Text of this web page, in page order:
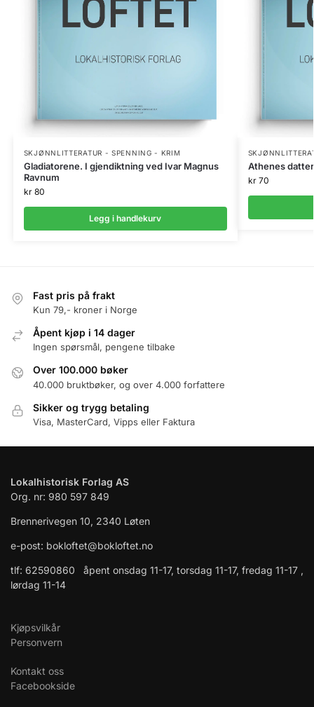
SKJØNNLITTERATUR - SPENNING - KRIM
Gladiatorene. I gjendiktning ved Ivar Magnus
Ravnum
kr80
Legg i handlekurv
Athenes datter
kr70
Fast pris på frakt
Kun 79,- kroner i Norge
Åpent kjøp i 14 dager
Ingen spørsmål, pengene tilbake
Over 100.000 bøker
40.000 bruktbøker, og over 4.000 forfattere
Sikker og trygg betaling
Visa, MasterCard, Vipps eller Faktura
Lokalhistorisk Forlag AS
Org. nr: 980 597 849
Brennerivegen 10, 2340 Løten
e-post: bokloftet@bokloftet.no
tlf: 62590860 åpent onsdag 11-17, torsdag 11-17, fredag 11-17 ,
lørdag 11-14
Kjøpsvilkår
Personvern
Kontakt oss
Facebookside